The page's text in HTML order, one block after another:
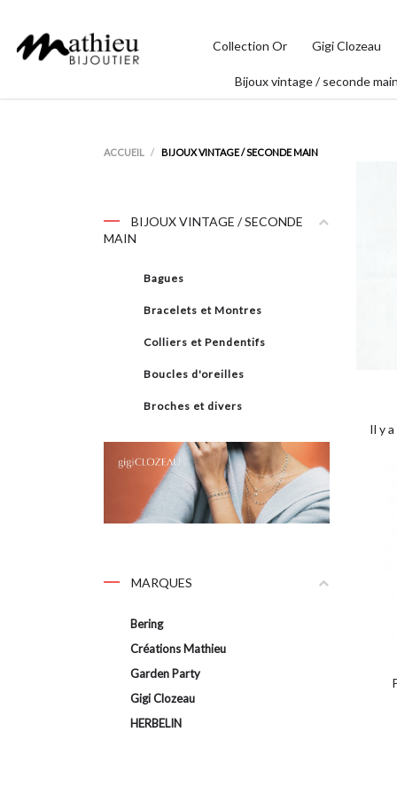
Collection Or Gigi Clozeau
Bijoux vintage / seconde
ACCUEIL BIJOUX VINTAGE / SECONDE MAIN
BIJOUX VINTAGE / SECONDE
MAIN
Bagues
Bracelets et Montres
Colliers et Pendentifs
Boucles d'oreilles
Broches et divers
MARQUES
Bering
Créations Mathieu
Garden Party
Gigi Clozeau
HERBELIN
Il y